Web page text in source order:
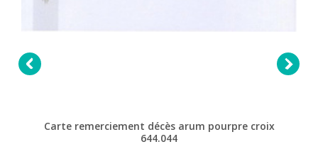

Carte remerciement décès arum pourpre croix
644.044
